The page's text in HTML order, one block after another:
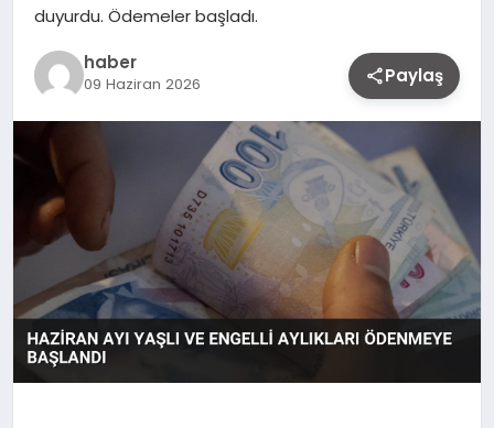
duyurdu. Ödemeler başladı.
haber
09 Haziran 2026 Paylaş